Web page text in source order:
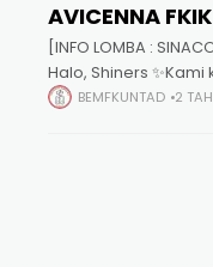
AVICENNA
[INFO LOMBA :
Halo, Shiners
dirimu untuk
BEMFKUNTAD 2